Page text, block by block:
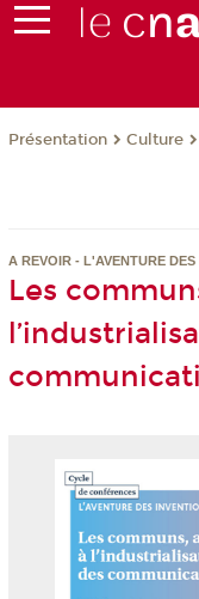
Présentation Culture
A REVOIR - L'AVENTURE
Les